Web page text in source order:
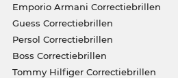
Emporio Armani Correctiebrillen
Guess Correctiebrillen
Persol Correctiebrillen
Boss Correctiebrillen
Tommy Hilfiger Correctiebrillen